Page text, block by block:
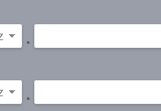
.
.